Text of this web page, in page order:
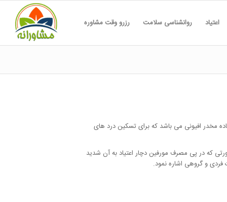
اعتیاد روانشناسی سلامت رزرو وقت مشاوره
مخدر افیونی می باشد که برای تسکین درد های
که در پی مصرف مورفین دچار اعتیاد به آن شدید
و گروهی اشاره نمود.